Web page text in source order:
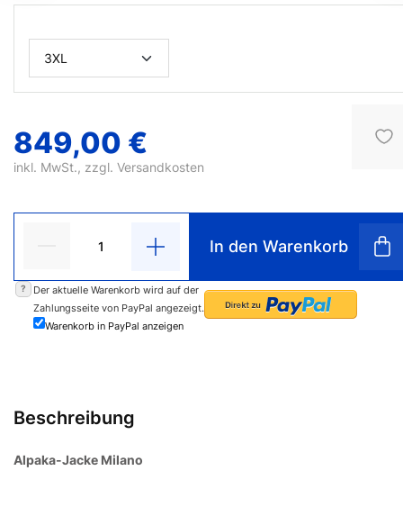
849,00 €
inkl. MwSt., zzgl. Versandkosten
In den Warenkorb
?
Der aktuelle Warenkorb wird auf der
Zahlungsseite von PayPal angezeigt.
Warenkorb in PayPal anzeigen
Beschreibung
Alpaka-Jacke Milano